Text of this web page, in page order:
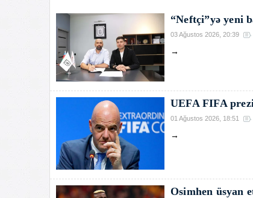
“Neftçi”yə yeni
03 Ağustos 2026, 20:39
→
UEFA FIFA
01 Ağustos 2026, 18:51
→
Osimhen üsyan